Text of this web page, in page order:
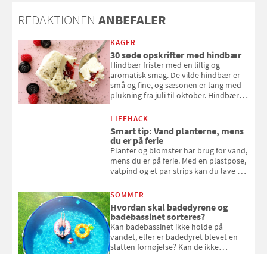
REDAKTIONEN ANBEFALER
KAGER
30 søde opskrifter med hindbær
Hindbær frister med en liflig og
aromatisk smag. De vilde hindbær er
små og fine, og sæsonen er lang med
plukning fra juli til oktober. Hindbær
kan bruge dine hindbær i alt fra
bagværk og salater til is og syltning.
LIFEHACK
Smart tip: Vand planterne, mens
du er på ferie
Planter og blomster har brug for vand,
mens du er på ferie. Med en plastpose,
vatpind og et par strips kan du lave dit
at bede naboen om at vande eller
komme hjem til døde planter
SOMMER
Hvordan skal badedyrene og
badebassinet sorteres?
Kan badebassinet ikke holde på
vandet, eller er badedyret blevet en
slatten fornøjelse? Kan de ikke